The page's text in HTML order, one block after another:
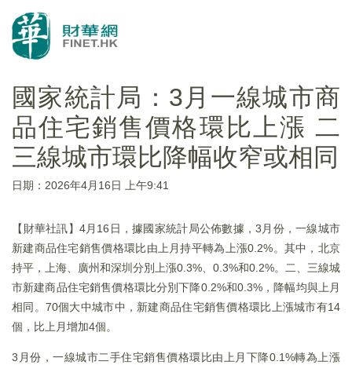
國家統計局：3月一線城市商
品住宅銷售價格環比上漲 二
三線城市環比降幅收窄或相同
日期：2026年4月16日 上午9:41
​【財華社訊】4月16日，據國家統計局公佈數據，3月份，一線城市
新建商品住宅銷售價格環比由上月持平轉為上漲0.2%。其中，北京
持平，上海、廣州和深圳分別上漲0.3%、0.3%和0.2%。二、三線城
市新建商品住宅銷售價格環比分別下降0.2%和0.3%，降幅均與上月
相同。70個大中城市中，新建商品住宅銷售價格環比上漲城市有14
個，比上月增加4個。
3月份，一線城市二手住宅銷售價格環比由上月下降0.1%轉為上漲